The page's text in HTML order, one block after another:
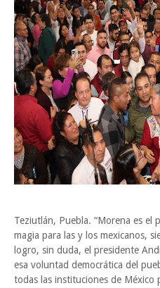
Teziutlán, Puebla. “Morena es el
magia para las y los mexicanos,
logro, sin duda, el presidente
esa voluntad democrática del
todas las instituciones de México